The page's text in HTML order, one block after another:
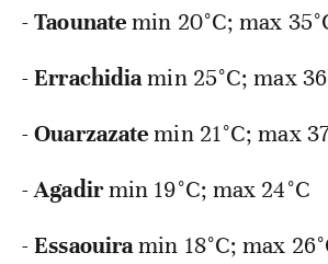
-Taounatemin 20°C; max
-Errachidiamin 25°C; max
-Ouarzazatemin 21°C; max
-Agadirmin 19°C; max 24°C
-Essaouiramin 18°C; max